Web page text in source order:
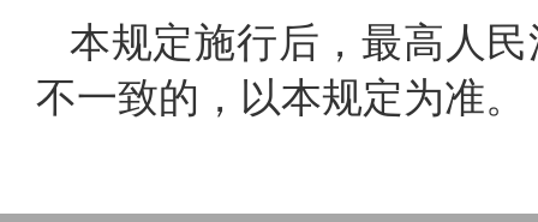
本规定施行后，最高人
不一致的，以本规定为准。